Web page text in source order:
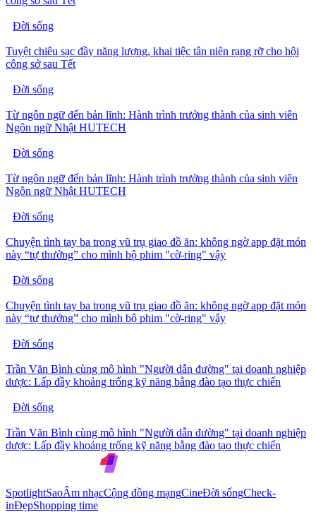
Đời sống
Tuyệt chiêu sạc đầy năng lượng, khai tiệc tân niên rạng rỡ cho hội
công sở sau Tết
Đời sống
Từ ngôn ngữ đến bản lĩnh: Hành trình trưởng thành của sinh viên
Ngôn ngữ Nhật HUTECH
Đời sống
Từ ngôn ngữ đến bản lĩnh: Hành trình trưởng thành của sinh viên
Ngôn ngữ Nhật HUTECH
Đời sống
Chuyện tình tay ba trong vũ trụ giao đồ ăn: không ngờ app đặt món
này “tự thưởng” cho mình bộ phim "cờ-ring" vậy
Đời sống
Chuyện tình tay ba trong vũ trụ giao đồ ăn: không ngờ app đặt món
này “tự thưởng” cho mình bộ phim "cờ-ring" vậy
Đời sống
Trần Văn Bình cùng mô hình "Người dẫn đường" tại doanh nghiệp
dược: Lấp đầy khoảng trống kỹ năng bằng đào tạo thực chiến
Đời sống
Trần Văn Bình cùng mô hình "Người dẫn đường" tại doanh nghiệp
dược: Lấp đầy khoảng trống kỹ năng bằng đào tạo thực chiến
SpotlightSaoÂm nhạcCộng đồng mạngCineĐời sốngCheck-
inĐẹpShopping time